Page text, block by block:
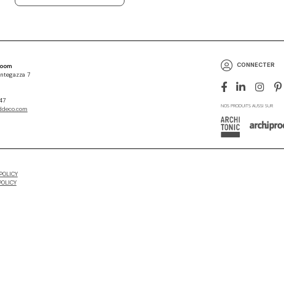
7
CONNECTER
NOS PRODUITS AUSSI SUR